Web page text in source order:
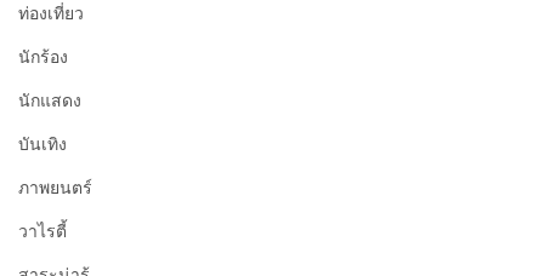
ท่องเที่ยว
นักร้อง
นักแสดง
บันเทิง
ภาพยนตร์
วาไรตี้